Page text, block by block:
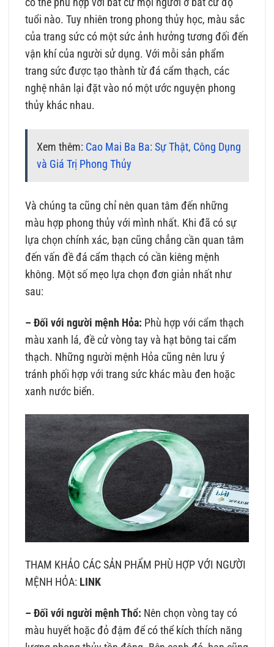
có thể phù hợp với bất cứ mọi người ở bất cứ độ
tuổi nào. Tuy nhiên trong phong thủy học, màu sắc
của trang sức có một sức ảnh hưởng tương đối đến
vận khí của người sử dụng. Với mỗi sản phẩm
trang sức được tạo thành từ đá cẩm thạch, các
nghệ nhân lại đặt vào nó một ước nguyện phong
thủy khác nhau.
Xem thêm: Cao Mai Ba Ba: Sự Thật, Công Dụng
và Giá Trị Phong Thủy
Và chúng ta cũng chỉ nên quan tâm đến những
màu hợp phong thủy với mình nhất. Khi đã có sự
lựa chọn chính xác, bạn cũng chẳng cần quan tâm
đến vấn đề đá cẩm thạch có cần kiêng mệnh
không. Một số mẹo lựa chọn đơn giản nhất như
sau:
– Đối với người mệnh Hỏa: Phù hợp với cẩm thạch
màu xanh lá, đề cử vòng tay và hạt bông tai cẩm
thạch. Những người mệnh Hỏa cũng nên lưu ý
tránh phối hợp với trang sức khác màu đen hoặc
xanh nước biển.
THAM KHẢO CÁC SẢN PHẨM PHÙ HỢP VỚI NGƯỜI
MỆNH HỎA: LINK
– Đối với người mệnh Thổ: Nên chọn vòng tay có
màu huyết hoặc đỏ đậm để có thể kích thích năng